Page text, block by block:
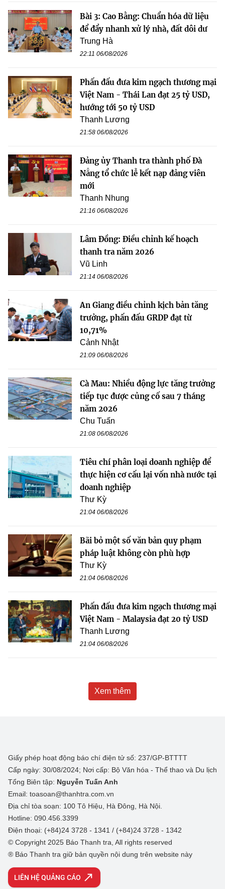
Bài 3: Cao Bằng: Chuẩn hóa dữ liệu
để đẩy nhanh xử lý nhà, đất dôi dư
Trung Hà
22:11 06/08/2026
Phấn đấu đưa kim ngạch thương mại
Việt Nam - Thái Lan đạt 25 tỷ USD,
hướng tới 50 tỷ USD
Thanh Lương
21:58 06/08/2026
Đảng ủy Thanh tra thành phố Đà
Nẵng tổ chức lễ kết nạp đảng viên
mới
Thanh Nhung
21:16 06/08/2026
Lâm Đồng: Điều chỉnh kế hoạch
thanh tra năm 2026
Vũ Linh
21:14 06/08/2026
An Giang điều chỉnh kịch bản tăng
trưởng, phấn đấu GRDP đạt từ
10,71%
Cảnh Nhật
21:09 06/08/2026
Cà Mau: Nhiều động lực tăng trưởng
tiếp tục được củng cố sau 7 tháng
năm 2026
Chu Tuấn
21:08 06/08/2026
Tiêu chí phân loại doanh nghiệp để
thực hiện cơ cấu lại vốn nhà nước tại
doanh nghiệp
Thư Kỳ
21:04 06/08/2026
Bãi bỏ một số văn bản quy phạm
pháp luật không còn phù hợp
Thư Kỳ
21:04 06/08/2026
Phấn đấu đưa kim ngạch thương mại
Việt Nam - Malaysia đạt 20 tỷ USD
Thanh Lương
21:04 06/08/2026
Xem thêm
Giấy phép hoạt động báo chí điện tử số: 237/GP-BTTTT
Cấp ngày: 30/08/2024; Nơi cấp: Bộ Văn hóa - Thể thao và Du lịch
Tổng Biên tập: Nguyễn Tuấn Anh
Email: toasoan@thanhtra.com.vn
Địa chỉ tòa soạn: 100 Tô Hiệu, Hà Đông, Hà Nội.
Hotline: 090.456.3399
Điện thoại: (+84)24 3728 - 1341 / (+84)24 3728 - 1342
© Copyright 2025 Báo Thanh tra, All rights reserved
® Báo Thanh tra giữ bản quyền nội dung trên website này
LIÊN HỆ QUẢNG CÁO